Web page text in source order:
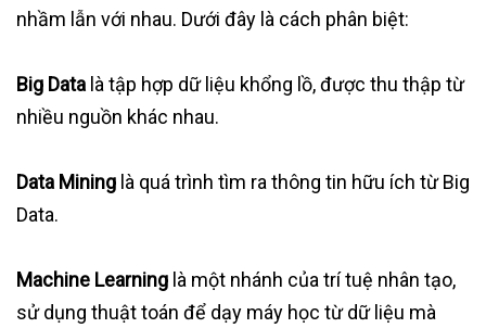
nhầm lẫn với nhau. Dưới đây là cách phân biệt:
Big Data là tập hợp dữ liệu khổng lồ, được thu thập từ
nhiều nguồn khác nhau.
Data Mining là quá trình tìm ra thông tin hữu ích từ Big
Data.
Machine Learning là một nhánh của trí tuệ nhân tạo,
sử dụng thuật toán để dạy máy học từ dữ liệu mà